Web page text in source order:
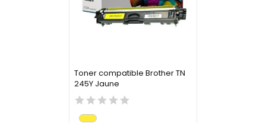
Toner compatible Brother TN
245Y Jaune